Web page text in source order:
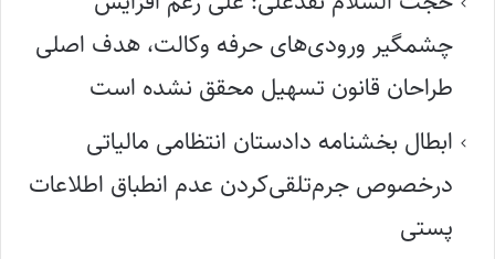
چشمگیر ورودی‌های حرفه وکالت، هدف اصلی
طراحان قانون تسهیل محقق نشده است
ابطال بخشنامه دادستان انتظامی مالیاتی
درخصوص جرم‌تلقی‌کردن عدم انطباق اطلاعات
پستی